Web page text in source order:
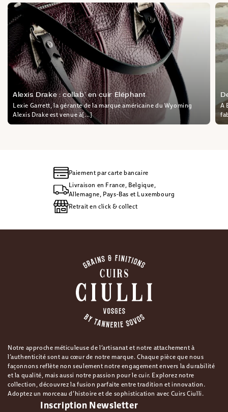
Alexis Drake : collab’ en cuir Eléphant
Lexie Garrett, la gérante de la marque américaine du Wyoming
Alexis Drake est venue à[...]
A
Paiement par carte bancaire
Livraison en France, Belgique,
Allemagne, Pays-Bas et Luxembourg
Retrait en click & collect
Notre approche méticuleuse de l’artisanat et notre attachement à
l’authenticité sont au cœur de notre marque. Chaque pièce que nous
façonnons reflète non seulement notre engagement envers la durabilité
et la qualité, mais aussi notre passion pour le cuir. Explorez notre
collection, découvrez la fusion parfaite entre tradition et innovation.
Adoptez un morceau d’histoire et de sophistication avec Cuirs Ciulli.
Inscription Newsletter